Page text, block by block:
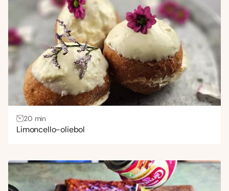
20 min
Limoncello-oliebol